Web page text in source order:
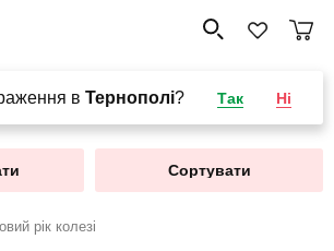
в Тернополі? Так Ні
Сортувати
рік колезі